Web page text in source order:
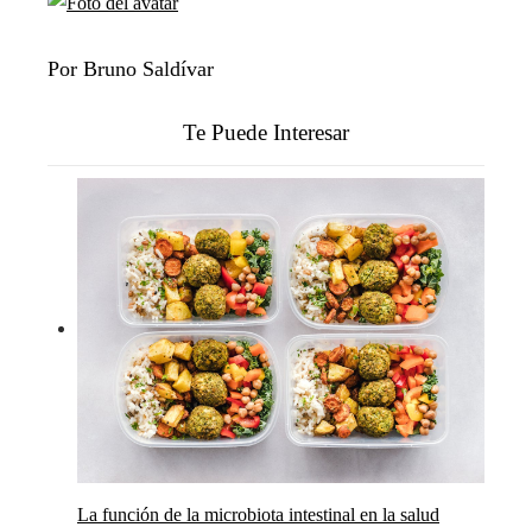
Por Bruno Saldívar
Te Puede Interesar
La función de la microbiota intestinal en la salud